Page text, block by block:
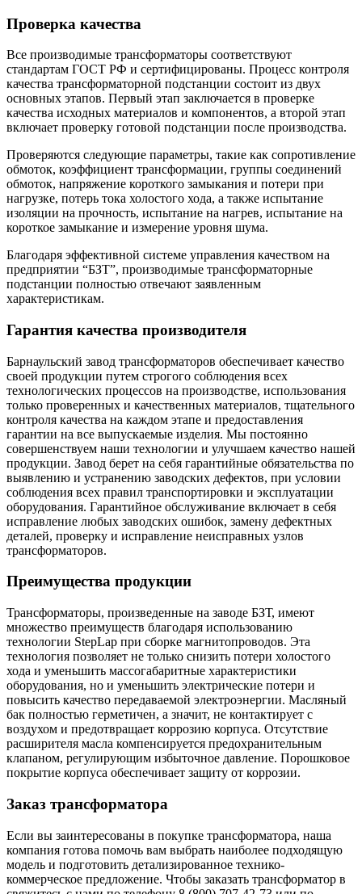
Проверка качества
Все производимые трансформаторы соответствуют
стандартам ГОСТ РФ и сертифицированы. Процесс контроля
качества трансформаторной подстанции состоит из двух
основных этапов. Первый этап заключается в проверке
качества исходных материалов и компонентов, а второй этап
включает проверку готовой подстанции после производства.
Проверяются следующие параметры, такие как сопротивление
обмоток, коэффициент трансформации, группы соединений
обмоток, напряжение короткого замыкания и потери при
нагрузке, потерь тока холостого хода, а также испытание
изоляции на прочность, испытание на нагрев, испытание на
короткое замыкание и измерение уровня шума.
Благодаря эффективной системе управления качеством на
предприятии “БЗТ”, производимые трансформаторные
подстанции полностью отвечают заявленным
характеристикам.
Гарантия качества производителя
Барнаульский завод трансформаторов обеспечивает качество
своей продукции путем строгого соблюдения всех
технологических процессов на производстве, использования
только проверенных и качественных материалов, тщательного
контроля качества на каждом этапе и предоставления
гарантии на все выпускаемые изделия. Мы постоянно
совершенствуем наши технологии и улучшаем качество нашей
продукции. Завод берет на себя гарантийные обязательства по
выявлению и устранению заводских дефектов, при условии
соблюдения всех правил транспортировки и эксплуатации
оборудования. Гарантийное обслуживание включает в себя
исправление любых заводских ошибок, замену дефектных
деталей, проверку и исправление неисправных узлов
трансформаторов.
Преимущества продукции
Трансформаторы, произведенные на заводе БЗТ, имеют
множество преимуществ благодаря использованию
технологии StepLap при сборке магнитопроводов. Эта
технология позволяет не только снизить потери холостого
хода и уменьшить массогабаритные характеристики
оборудования, но и уменьшить электрические потери и
повысить качество передаваемой электроэнергии. Масляный
бак полностью герметичен, а значит, не контактирует с
воздухом и предотвращает коррозию корпуса. Отсутствие
расширителя масла компенсируется предохранительным
клапаном, регулирующим избыточное давление. Порошковое
покрытие корпуса обеспечивает защиту от коррозии.
Заказ трансформатора
Если вы заинтересованы в покупке трансформатора, наша
компания готова помочь вам выбрать наиболее подходящую
модель и подготовить детализированное технико-
коммерческое предложение. Чтобы заказать трансформатор в